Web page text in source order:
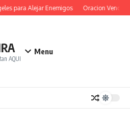
para Alejar Enemigos Oracion Vence
AQUI
Menu